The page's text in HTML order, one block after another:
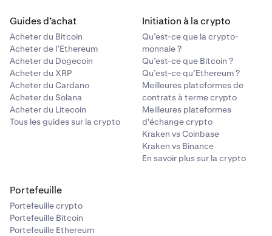
PF_BRETTUSD
BRETT
Brett
PF_BSUUSD
PF_C98USD
C98
Guides d’achat
Acheter du Bitcoin
Acheter de l’Ethereum
Acheter du Dogecoin
Acheter du XRP
Acheter du Cardano
Acheter du Solana
Acheter du Litecoin
Tous les guides sur la crypto
Initiation à la crypto
Qu’est-ce que la crypto-
monnaie ?
Qu’est-ce que Bitcoin ?
Qu’est-ce qu’Ethereum ?
Meilleures plateformes de
contrats à terme crypto
Meilleures plateformes
d'échange crypto
Kraken vs Coinbase
Kraken vs Binance
En savoir plus sur la crypto
Portefeuille
Portefeuille crypto
Portefeuille Bitcoin
Portefeuille Ethereum